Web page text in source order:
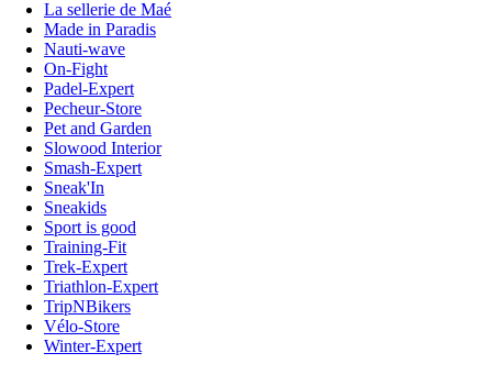
La sellerie de Maé
Made in Paradis
Nauti-wave
On-Fight
Padel-Expert
Pecheur-Store
Pet and Garden
Slowood Interior
Smash-Expert
Sneak'In
Sneakids
Sport is good
Training-Fit
Trek-Expert
Triathlon-Expert
TripNBikers
Vélo-Store
Winter-Expert